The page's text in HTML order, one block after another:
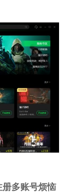
多账号烦恼